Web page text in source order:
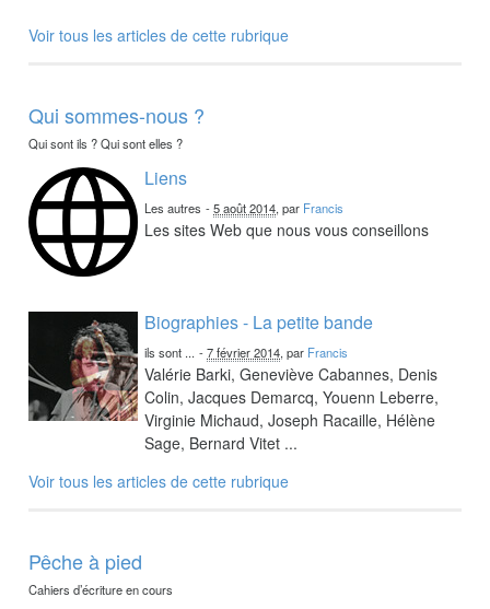
Voir tous les articles de cette rubrique
Qui sommes-nous ?
Qui sont ils ? Qui sont elles ?
Liens
Les autres -5 août 2014, par Francis
Les sites Web que nous vous conseillons
Biographies - La petite bande
ils sont ... -7 février 2014, par Francis
Valérie Barki, Geneviève Cabannes, Denis
Colin, Jacques Demarcq, Youenn Leberre,
Virginie Michaud, Joseph Racaille, Hélène
Sage, Bernard Vitet ...
Voir tous les articles de cette rubrique
Pêche à pied
Cahiers d’écriture en cours